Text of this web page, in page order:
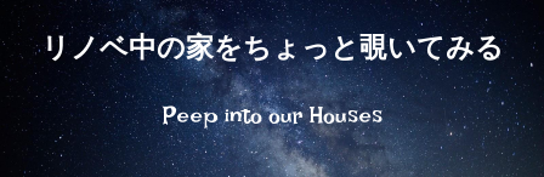
リノベ中の家をちょっと覗いてみる
Peep into our Houses